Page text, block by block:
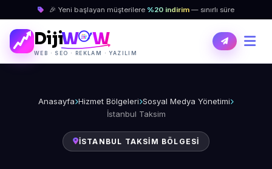
🎉 Yeni başlayan müşterilere %20 indirim — sınırlı süre
DijiW W
WEB · SEO · REKLAM · YAZILIM
Anasayfa Hizmet Bölgeleri Sosyal Medya Yönetimi
İstanbul Taksim
İSTANBUL TAKSIM BÖLGESI